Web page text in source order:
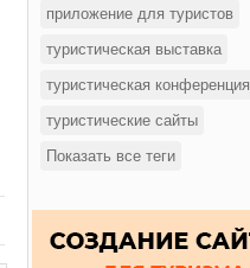
приложение для туристов
туристическая выставка
туристическая конференция
туристические сайты
Показать все теги